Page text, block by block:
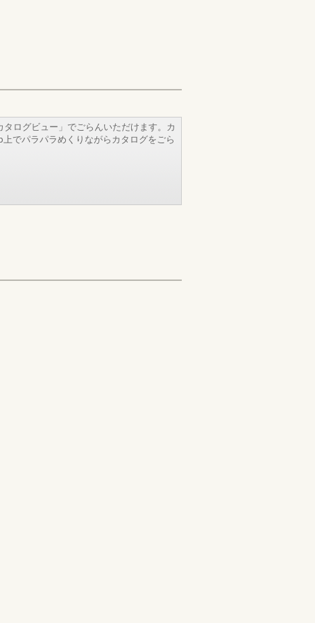
タログビュー」でごらんいただけます。カ
でパラパラめくりながらカタログをごら